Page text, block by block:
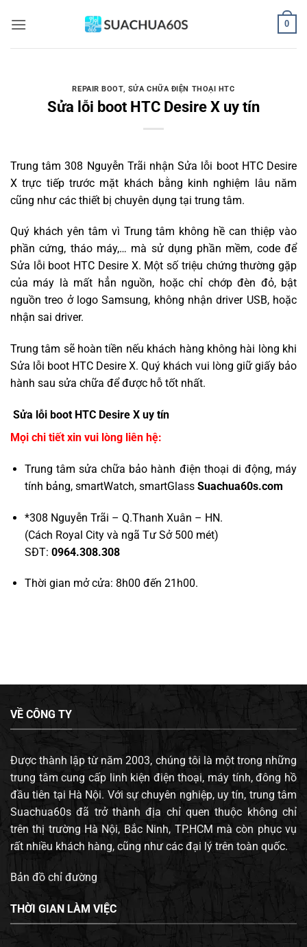
qua
0
REPAIR BOOT, SỬA CHỮA ĐIỆN THOẠI HTC
Sửa lỗi boot HTC Desire X uy tín
Trung tâm 308 Nguyễn Trãi nhận Sửa lỗi boot HTC Desire
X trực tiếp trước mặt khách bằng kinh nghiệm lâu năm
cũng như các thiết bị chuyên dụng tại trung tâm.
Quý khách yên tâm vì Trung tâm không hề can thiệp vào
phần cứng, tháo máy,… mà sử dụng phần mềm, code để
Sửa lỗi boot HTC Desire X. Một số triệu chứng thường gặp
của máy là mất hẳn nguồn, hoặc chỉ chớp đèn đỏ, bật
nguồn treo ở logo Samsung, không nhận driver USB, hoặc
nhận sai driver.
Trung tâm sẽ hoàn tiền nếu khách hàng không hài lòng khi
Sửa lỗi boot HTC Desire X. Quý khách vui lòng giữ giấy bảo
hành sau sửa chữa để được hỗ tốt nhất.
Sửa lỗi boot HTC Desire X uy tín
Mọi chi tiết xin vui lòng liên hệ:
Trung tâm sửa chữa bảo hành điện thoại di động, máy
tính bảng, smartWatch, smartGlass Suachua60s.com
*308 Nguyễn Trãi – Q.Thanh Xuân – HN.
(Cách Royal City và ngã Tư Sở 500 mét)
SĐT: 0964.308.308
Thời gian mở cửa: 8h00 đến 21h00.
VỀ CÔNG TY
Được thành lập từ năm 2003, chúng tôi là một trong những
trung tâm cung cấp linh kiện điện thoại, máy tính, đông hồ
đầu tiên tại Hà Nội. Với sự chuyên nghiệp, uy tín, trung tâm
Suachua60s đã trở thành địa chỉ quen thuộc không chỉ
trên thị trường Hà Nội, Bắc Ninh, TP.HCM mà còn phục vụ
rất nhiều khách hàng, cũng như các đại lý trên toàn quốc.
Bản đồ chỉ đường
THỜI GIAN LÀM VIỆC